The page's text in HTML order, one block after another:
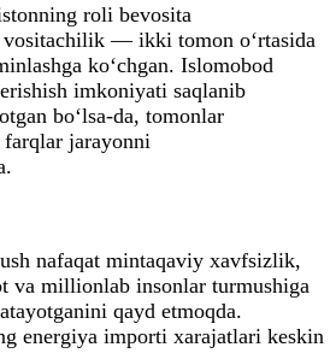
roli bevosita
vositachilik — ikki tomon o‘rtasida
ko‘chgan. Islomobod
imkoniyati saqlanib
bo‘lsa-da, tomonlar
jarayonni
nafaqat mintaqaviy xavfsizlik,
va millionlab insonlar turmushiga
qayd etmoqda.
energiya importi xarajatlari keskin